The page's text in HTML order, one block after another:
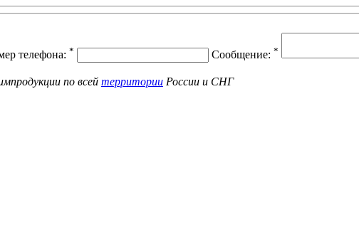
телефона: * Сообщение: *
по всей территории России и СНГ